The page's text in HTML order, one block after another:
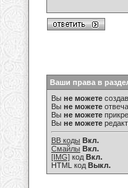
Ваши права в
Вы не можете
Вы не можете
Вы не можете
Вы не можете
BB коды Вкл.
Смайлы Вкл.
[IMG] код Вкл.
HTML код Выкл.